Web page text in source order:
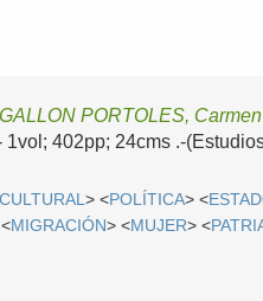
PORTOLES, Carmen
1vol; 402pp; 24cms .-
> <POLÍTICA> <
MIGRACIÓN> <MUJER> <